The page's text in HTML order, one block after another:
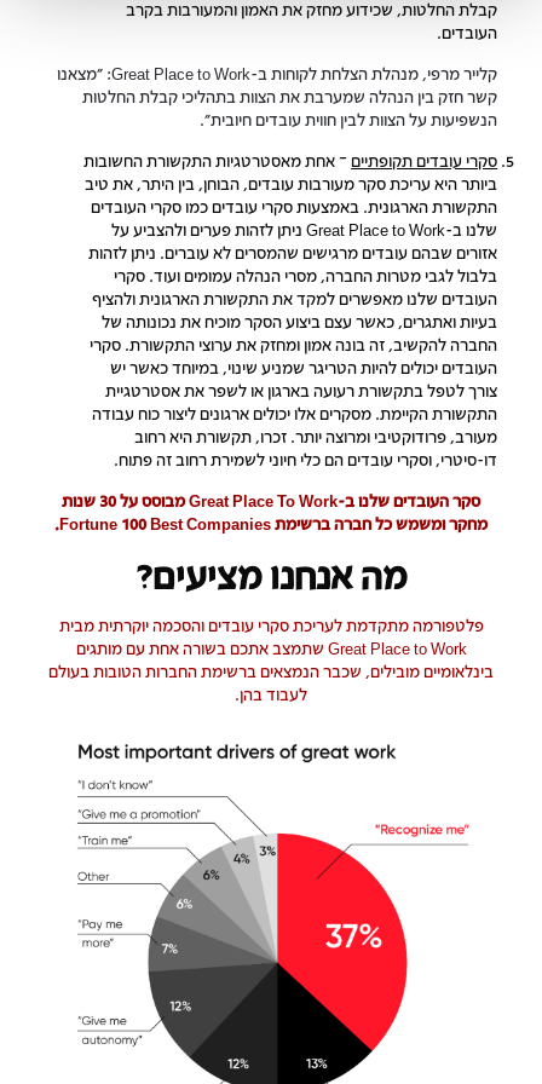
קבלת החלטות, שכידוע מחזק את האמון והמעורבות בקרב
העובדים.
קלייר מרפי, מנהלת הצלחת לקוחות ב-Great Place to Work: "מצאנו
קשר חזק בין הנהלה שמערבת את הצוות בתהליכי קבלת החלטות
הנשפיעות על הצוות לבין חווית עובדים חיובית".
סקרי עובדים תקופתיים – אחת מאסטרטגיות התקשורת החשובות
ביותר היא עריכת סקר מעורבות עובדים, הבוחן, בין היתר, את טיב
התקשורת הארגונית. באמצעות סקרי עובדים כמו סקרי העובדים
שלנו ב-Great Place to Work ניתן לזהות פערים ולהצביע על
אזורים שבהם עובדים מרגישים שהמסרים לא עוברים. ניתן לזהות
בלבול לגבי מטרות החברה, מסרי הנהלה עמומים ועוד. סקרי
העובדים שלנו מאפשרים למקד את התקשורת הארגונית ולהציף
בעיות ואתגרים, כאשר עצם ביצוע הסקר מוכיח את נכונותה של
החברה להקשיב, זה בונה אמון ומחזק את ערוצי התקשורת. סקרי
העובדים יכולים להיות הטריגר שמניע שינוי, במיוחד כאשר יש
צורך לטפל בתקשורת רעועה בארגון או לשפר את אסטרטגיית
התקשורת הקיימת. מסקרים אלו יכולים ארגונים ליצור כוח עבודה
מעורב, פרודוקטיבי ומרוצה יותר. זכרו, תקשורת היא רחוב
דו-סיטרי, וסקרי עובדים הם כלי חיוני לשמירת רחוב זה פתוח.
סקר העובדים שלנו ב-Great Place To Work מבוסס על 30 שנות
מחקר ומשמש כל חברה ברשימת Fortune 100 Best Companies.
מה אנחנו מציעים?
פלטפורמה מתקדמת לעריכת סקרי עובדים והסכמה יוקרתית מבית
Great Place to Work שתמצב אתכם בשורה אחת עם מותגים
בינלאומיים מובילים, שכבר הנמצאים ברשימת החברות הטובות בעולם
לעבוד בהן.